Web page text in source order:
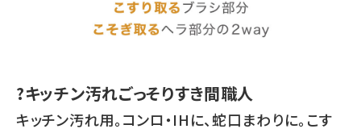
?キッチン汚れごっそりすき間職人
キッチン汚れ用。コンロ・IHに、蛇口まわりに。こす